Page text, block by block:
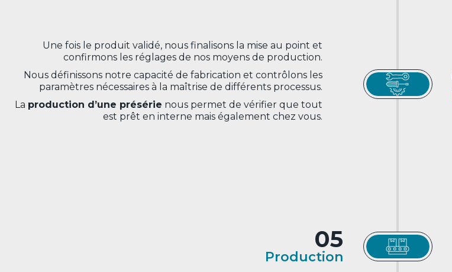
Une fois le produit validé, nous finalisons la mise au point et
confirmons les réglages de nos moyens de production.
Nous définissons notre capacité de fabrication et contrôlons les
paramètres nécessaires à la maîtrise de différents processus.
La production d’une présérie nous permet de vérifier que tout
est prêt en interne mais également chez vous.
05
Production